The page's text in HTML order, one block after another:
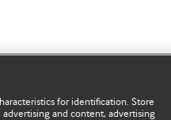
for identification. Store
and content, advertising